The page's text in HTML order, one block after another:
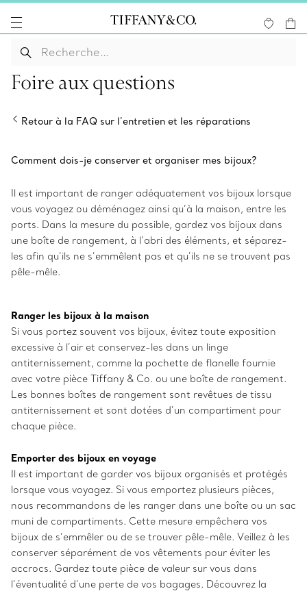
Foire aux questions
Retour à la FAQ sur l’entretien et les réparations
Comment dois-je conserver et organiser mes bijoux?
Il est important de ranger adéquatement vos bijoux lorsque
vous voyagez ou déménagez ainsi qu’à la maison, entre les
ports. Dans la mesure du possible, gardez vos bijoux dans
une boîte de rangement, à l’abri des éléments, et séparez-
les afin qu’ils ne s’emmêlent pas et qu’ils ne se trouvent pas
pêle-mêle.
Ranger les bijoux à la maison
Si vous portez souvent vos bijoux, évitez toute exposition
excessive à l’air et conservez-les dans un linge
antiternissement, comme la pochette de flanelle fournie
avec votre pièce Tiffany & Co. ou une boîte de rangement.
Les bonnes boîtes de rangement sont revêtues de tissu
antiternissement et sont dotées d’un compartiment pour
chaque pièce.
Emporter des bijoux en voyage
Il est important de garder vos bijoux organisés et protégés
lorsque vous voyagez. Si vous emportez plusieurs pièces,
nous recommandons de les ranger dans une boîte ou un sac
muni de compartiments. Cette mesure empêchera vos
bijoux de s’emmêler ou de se trouver pêle-mêle. Veillez à les
conserver séparément de vos vêtements pour éviter les
accrocs. Gardez toute pièce de valeur sur vous dans
l’éventualité d’une perte de vos bagages. Découvrez la